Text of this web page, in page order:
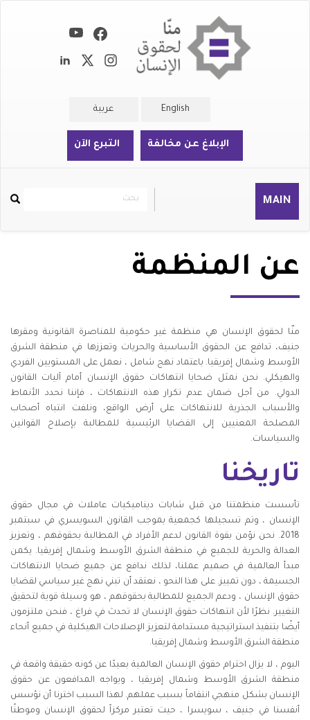
English عربية
الإبلاغ عن مخالفة التبرع الآن
MAIN
Rechercher
بحث
عن المنظمة
منّا لحقوق الإنسان هي منظمة غير حكومية للمناصرة القانونية ومقرها
جنيف، تدافع عن الحقوق الأساسية والحريات وتعززها في منطقة الشرق
الأوسط وشمال إفريقيا. باعتماد نهج شامل ، نعمل على المستويين الفردي
والهيكلي. نحن نمثل ضحايا انتهاكات حقوق الإنسان أمام آليات القانون
الدولي. من أجل ضمان عدم تكرار هذه الانتهاكات ، فإننا نحدد الأنماط
والأسباب الجذرية للانتهاكات على أرض الواقع، ونلفت انتباه أصحاب
المصلحة المعنيين إلى القضايا الرئيسية للمطالبة بإصلاح القوانين
والسياسات.
تاريخنا
تأسست منظمتنا من قبل شابات ديناميكيات عاملات في مجال حقوق
الإنسان ، وتم تسجيلها كجمعية بموجب القانون السويسري في سبتمبر
2018. نحن نؤمن بقوة القانون لدعم الأفراد في المطالبة بحقوقهم ، وتعزيز
العدالة والحرية للجميع في منطقة الشرق الأوسط وشمال إفريقيا. يكمن
مبدأ العالمية في صميم عملنا، لذلك ندافع عن جميع ضحايا الانتهاكات
الجسيمة ، دون تمييز. على هذا النحو ، نعتقد أن تبني نهج غير سياسي لقضايا
حقوق الإنسان ، ودعم الجميع للمطالبة بحقوقهم ، هو وسيلة قوية لتحقيق
التغيير. نظرًا لأن انتهاكات حقوق الإنسان لا تحدث في فراغ ، فنحن ملتزمون
أيضًا بتنفيذ استراتيجية مستدامة لتعزيز الإصلاحات الهيكلية في جميع أنحاء
منطقة الشرق الأوسط وشمال إفريقيا.
اليوم ، لا يزال احترام حقوق الإنسان العالمية بعيدًا عن كونه حقيقة واقعة في
منطقة الشرق الأوسط وشمال إفريقيا ، ويواجه المدافعون عن حقوق
الإنسان بشكل منهجي انتقاماً بسبب عملهم. لهذا السبب اخترنا أن نؤسس
أنفسنا في جنيف ، سويسرا ، حيت تعتبر مركزاً لحقوق الإنسان وموطنًا